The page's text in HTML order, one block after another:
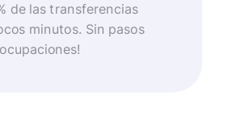
de las transferencias
minutos. Sin pasos